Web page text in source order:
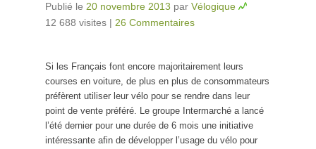
Publié le 20 novembre 2013 par Vélogique
12 688 visites | 26 Commentaires
Si les Français font encore majoritairement leurs
courses en voiture, de plus en plus de consommateurs
préfèrent utiliser leur vélo pour se rendre dans leur
point de vente préféré. Le groupe Intermarché a lancé
l’été dernier pour une durée de 6 mois une initiative
intéressante afin de développer l’usage du vélo pour